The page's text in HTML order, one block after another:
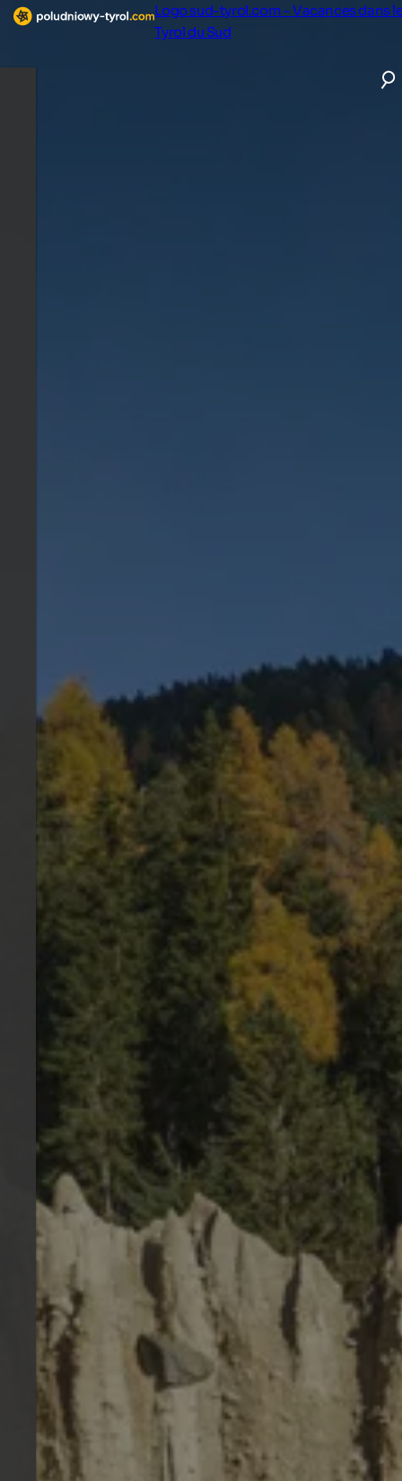
Logo sud-tyrol.com - Vacances dans
Tyrol du Sud